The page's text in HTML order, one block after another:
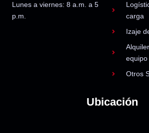
Lunes a viernes: 8 a.m. a 5
p.m.
carga
Izaje
equipo
Otros
Ubicación